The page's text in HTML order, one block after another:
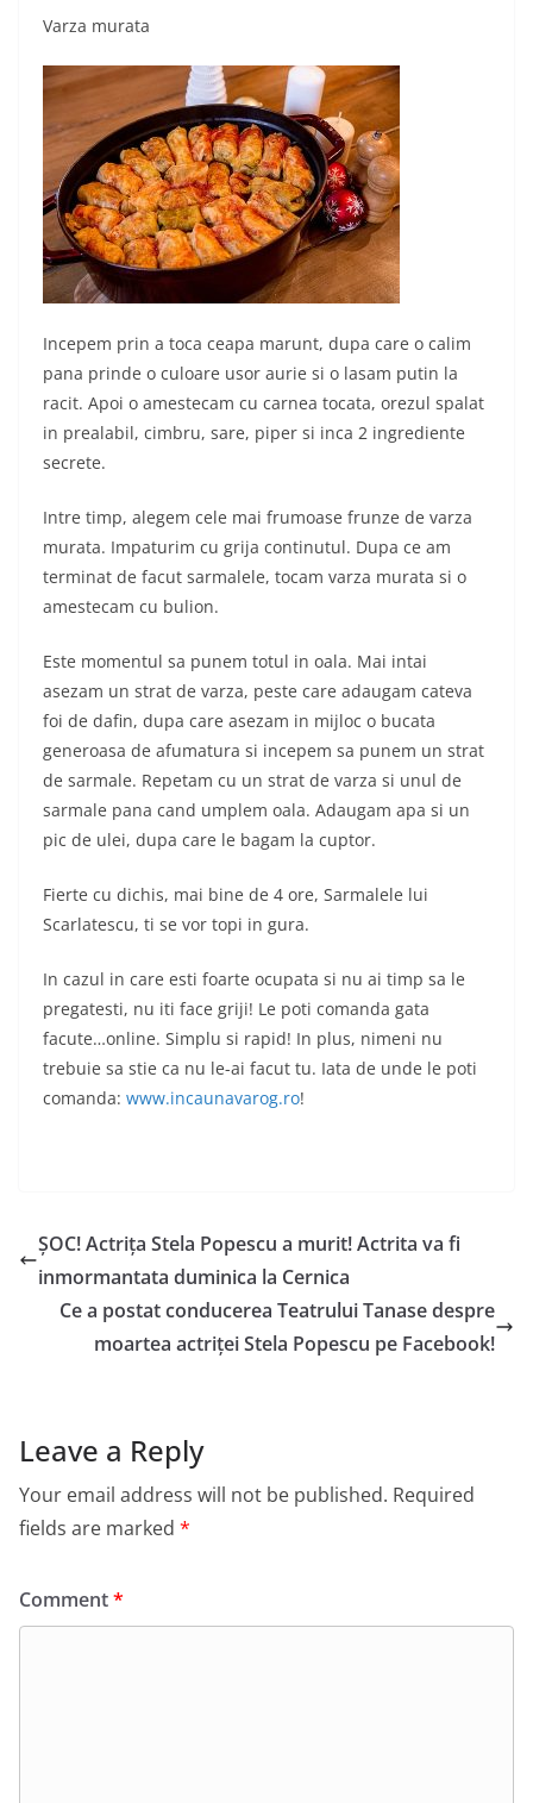
Varza murata
Incepem prin a toca ceapa marunt, dupa care o calim
pana prinde o culoare usor aurie si o lasam putin la
racit. Apoi o amestecam cu carnea tocata, orezul spalat
in prealabil, cimbru, sare, piper si inca 2 ingrediente
secrete.
Intre timp, alegem cele mai frumoase frunze de varza
murata. Impaturim cu grija continutul. Dupa ce am
terminat de facut sarmalele, tocam varza murata si o
amestecam cu bulion.
Este momentul sa punem totul in oala. Mai intai
asezam un strat de varza, peste care adaugam cateva
foi de dafin, dupa care asezam in mijloc o bucata
generoasa de afumatura si incepem sa punem un strat
de sarmale. Repetam cu un strat de varza si unul de
sarmale pana cand umplem oala. Adaugam apa si un
pic de ulei, dupa care le bagam la cuptor.
Fierte cu dichis, mai bine de 4 ore, Sarmalele lui
Scarlatescu, ti se vor topi in gura.
In cazul in care esti foarte ocupata si nu ai timp sa le
pregatesti, nu iti face griji! Le poti comanda gata
facute…online. Simplu si rapid! In plus, nimeni nu
trebuie sa stie ca nu le-ai facut tu. Iata de unde le poti
comanda: www.incaunavarog.ro!
ȘOC! Actrița Stela Popescu a murit! Actrita va fi
inmormantata duminica la Cernica
Ce a postat conducerea Teatrului Tanase despre
moartea actriței Stela Popescu pe Facebook!
Leave a Reply
Your email address will not be published. Required
fields are marked *
Comment*